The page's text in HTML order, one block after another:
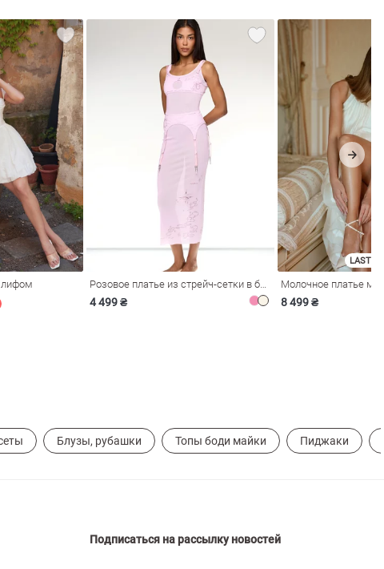
лифом
4 499 ₴
LAST
8 499 ₴
Блузы, рубашки Топы боди майки Пиджаки
Подписаться на рассылку новостей